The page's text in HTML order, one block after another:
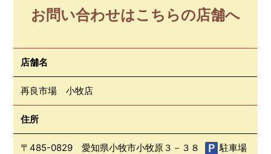
お問い合わせはこちらの店舗へ
店舗名
再良市場 小牧店
住所
〒485-0829 愛知県小牧市小牧原３－３８
駐車場